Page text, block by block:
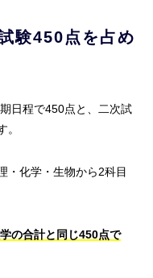
験450点を占め
日程で450点と、二次試
・化学・生物から2科目
の合計と同じ450点で